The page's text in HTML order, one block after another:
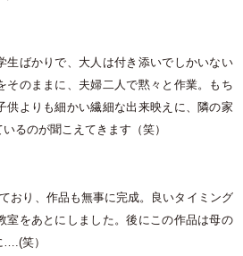
生ばかりで、大人は付き添いでしかいない
そのままに、夫婦二人で黙々と作業。もち
供よりも細かい繊細な出来映えに、隣の家
るのが聞こえてきます（笑）
おり、作品も無事に完成。良いタイミング
室をあとにしました。後にこの作品は母の
….(笑）